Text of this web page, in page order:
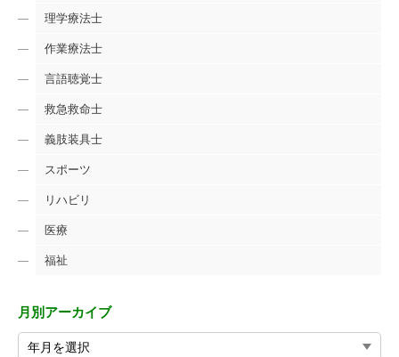
理学療法士
作業療法士
言語聴覚士
救急救命士
義肢装具士
スポーツ
リハビリ
医療
福祉
月別アーカイブ